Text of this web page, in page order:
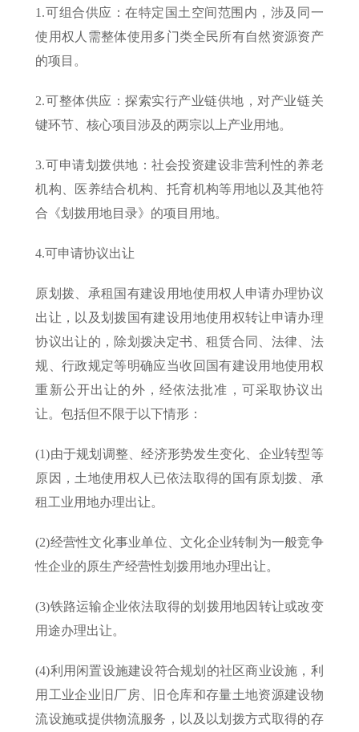
1.可组合供应：在特定国土空间范围内，涉及同一
使用权人需整体使用多门类全民所有自然资源资产
的项目。
2.可整体供应：探索实行产业链供地，对产业链关
键环节、核心项目涉及的两宗以上产业用地。
3.可申请划拨供地：社会投资建设非营利性的养老
机构、医养结合机构、托育机构等用地以及其他符
合《划拨用地目录》的项目用地。
4.可申请协议出让
原划拨、承租国有建设用地使用权人申请办理协议
出让，以及划拨国有建设用地使用权转让申请办理
协议出让的，除划拨决定书、租赁合同、法律、法
规、行政规定等明确应当收回国有建设用地使用权
重新公开出让的外，经依法批准，可采取协议出
让。包括但不限于以下情形：
(1)由于规划调整、经济形势发生变化、企业转型等
原因，土地使用权人已依法取得的国有原划拨、承
租工业用地办理出让。
(2)经营性文化事业单位、文化企业转制为一般竞争
性企业的原生产经营性划拨用地办理出让。
(3)铁路运输企业依法取得的划拨用地因转让或改变
用途办理出让。
(4)利用闲置设施建设符合规划的社区商业设施，利
用工业企业旧厂房、旧仓库和存量土地资源建设物
流设施或提供物流服务，以及以划拨方式取得的存